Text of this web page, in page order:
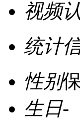
视频
统计
性别
生日-